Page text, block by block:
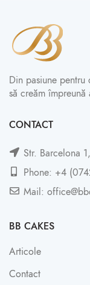
Din pasiune pentru
să creăm
CONTACT
Str. Barcelona
Phone: +4
Mail:
BB CAKES
Articole
Contact